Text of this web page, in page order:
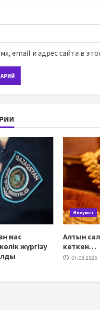
email и адрес сайта в
мас
жүргізу
Әлеумет
Алтын
кеткен…
07.08.2026